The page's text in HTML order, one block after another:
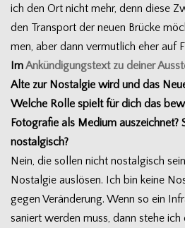
ich den Ort nicht mehr, denn diese
den Trans­port der neuen Brü­cke
men, aber dann ver­mut­lich eher auf
ImAnkün­di­gungs­text zu dei­ner
Alte zur Nost­al­gie wird und das
Wel­che Rolle spielt für dich das
Foto­gra­fie als Medium aus­zeich­net?
nostalgisch?
Nein, die sol­len nicht nost­al­gisch
Nost­al­gie aus­lö­sen. Ich bin keine
gegen Ver­än­de­rung. Wenn so ein
saniert wer­den muss, dann stehe